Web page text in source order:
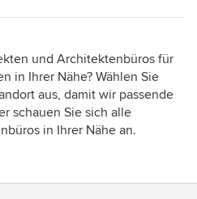
und Architektenbüros für
in Ihrer Nähe? Wählen Sie
aus, damit wir passende
schauen Sie sich alle
in Ihrer Nähe an.